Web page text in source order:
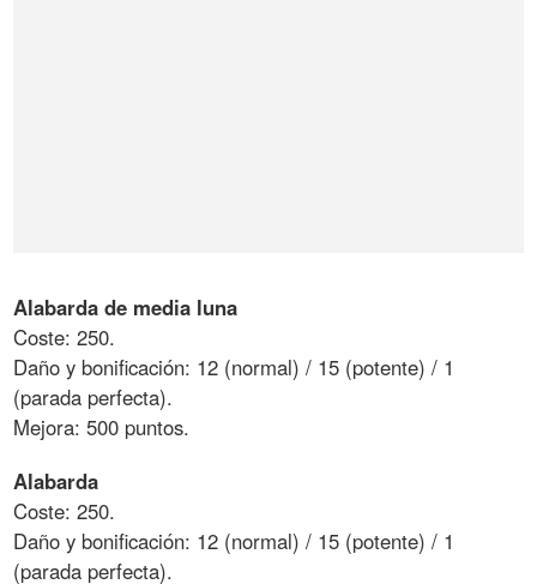
Alabarda de media luna
Coste: 250.
Daño y bonificación: 12 (normal) / 15 (potente) / 1
(parada perfecta).
Mejora: 500 puntos.
Alabarda
Coste: 250.
Daño y bonificación: 12 (normal) / 15 (potente) / 1
(parada perfecta).